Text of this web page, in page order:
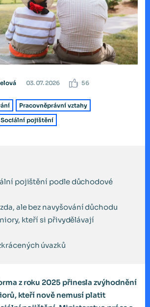
03. 07. 2026 56
Pracovněprávní vztahy
Sociální pojištění
pojištění podle důchodové
ale bez navyšování důchodu
kteří si přivydělávají
úvazků
z roku 2025 přinesla zvýhodnění
kteří nově nemusí platit